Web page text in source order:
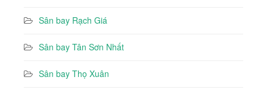
Sân bay Rạch Giá
Sân bay Tân Sơn Nhất
Sân bay Thọ Xuân